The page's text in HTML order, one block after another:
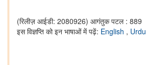
(रिलीज़ आईडी: 2080926) आगंतुक पटल : 889
इस विज्ञप्ति को इन भाषाओं में पढ़ें: English , Urdu